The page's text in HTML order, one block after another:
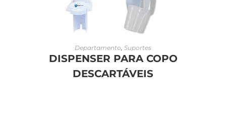
LEIA MAIS
Departamento Suportes
DISPENSER PARA COPO
DESCARTÁVEIS